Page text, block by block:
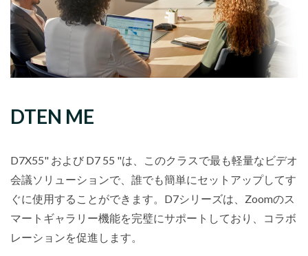
DTEN ME
D7X55" および D7 55 "は、このクラスで最も軽量なビデオ
会議ソリューションで、誰でも簡単にセットアップしてす
ぐに使用することができます。D7シリーズは、Zoomのス
マートギャラリー機能を完璧にサポートしており、コラボ
レーションを促進します。